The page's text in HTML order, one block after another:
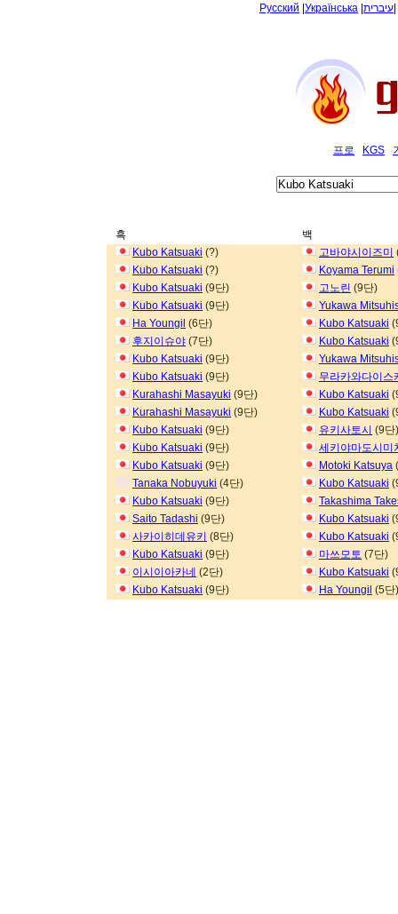
Русский Українська עיברית
프로 KGS
흑
백
Kubo Katsuaki (?) 고바야시이즈미
Kubo Katsuaki (?) Koyama Terumi
Kubo Katsuaki (9단) 고노린 (9단)
Kubo Katsuaki (9단)
Yukawa
Ha Youngil (6단) Kubo Katsuaki
후지이슈야 (7단) Kubo Katsuaki
Kubo Katsuaki (9단)
Yukawa
Kubo Katsuaki (9단)
무라카와다이스
Kurahashi Masayuki (9단) Kubo Katsuaki
Kurahashi Masayuki (9단) Kubo Katsuaki
Kubo Katsuaki (9단) 유키사토시 (9단)
Kubo Katsuaki (9단)
세키야마도시미
Kubo Katsuaki (9단) Motoki Katsuya
Tanaka Nobuyuki (4단) Kubo Katsuaki
Kubo Katsuaki (9단)
Takashima
Saito Tadashi (9단) Kubo Katsuaki
사카이히데유키 (8단) Kubo Katsuaki
Kubo Katsuaki (9단) 마쓰모토 (7단)
이시이아카네 (2단) Kubo Katsuaki
Kubo Katsuaki (9단) Ha Youngil (5단)